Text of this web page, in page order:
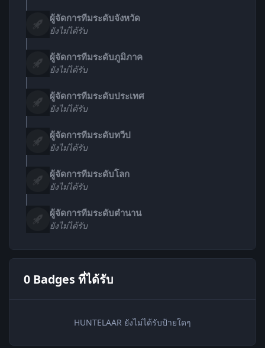
ผู้จัดการทีมระดับจังหวัด
ยังไม่ได้รับ
ผู้จัดการทีมระดับภูมิภาค
ยังไม่ได้รับ
ผู้จัดการทีมระดับประเทศ
ยังไม่ได้รับ
ผู้จัดการทีมระดับทวีป
ยังไม่ได้รับ
ผู้จัดการทีมระดับโลก
ยังไม่ได้รับ
ผู้จัดการทีมระดับตำนาน
ยังไม่ได้รับ
0 Badges ที่ได้รับ
HUNTELAAR ยังไม่ได้รับป้ายใดๆ